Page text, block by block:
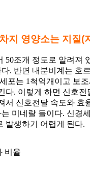
지 영양소는 지질 (
50조개 정도로 알려
. 반면 내분비계는
포는 1척억개이고 보
다. 이렇게 하면 신호
서 신호전달 속도와
미네랄 들이다. 신
발생하기 어렵게 된다.
비율